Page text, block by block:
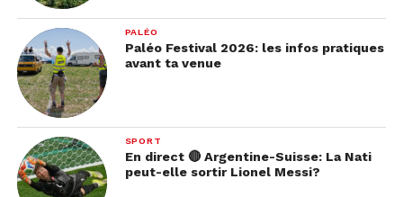
PALÉO
Paléo Festival 2026: les infos pratiques
avant ta venue
SPORT
En direct 🔴 Argentine-Suisse: La Nati
peut-elle sortir Lionel Messi?